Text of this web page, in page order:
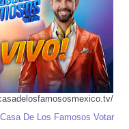
De Los Famosos Votar